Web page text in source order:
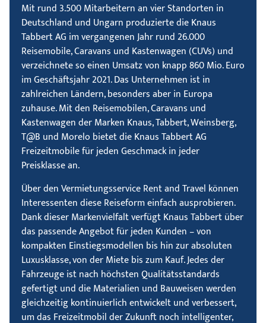
Mit rund 3.500 Mitarbeitern an vier Standorten in
Deutschland und Ungarn produzierte die Knaus
Tabbert AG im vergangenen Jahr rund 26.000
Reisemobile, Caravans und Kastenwagen (CUVs) und
verzeichnete so einen Umsatz von knapp 860 Mio. Euro
im Geschäftsjahr 2021. Das Unternehmen ist in
zahlreichen Ländern, besonders aber in Europa
zuhause. Mit den Reisemobilen, Caravans und
Kastenwagen der Marken Knaus, Tabbert, Weinsberg,
T@B und Morelo bietet die Knaus Tabbert AG
Freizeitmobile für jeden Geschmack in jeder
Preisklasse an.
Über den Vermietungsservice Rent and Travel können
Interessenten diese Reiseform einfach ausprobieren.
Dank dieser Markenvielfalt verfügt Knaus Tabbert über
das passende Angebot für jeden Kunden – von
kompakten Einstiegsmodellen bis hin zur absoluten
Luxusklasse, von der Miete bis zum Kauf. Jedes der
Fahrzeuge ist nach höchsten Qualitätsstandards
gefertigt und die Materialien und Bauweisen werden
gleichzeitig kontinuierlich entwickelt und verbessert,
um das Freizeitmobil der Zukunft noch intelligenter,